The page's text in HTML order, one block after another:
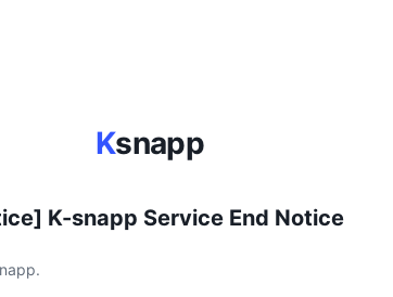
Ksnapp
K-snapp Service End Notice